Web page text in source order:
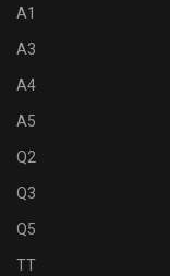
A1
A3
A4
A5
Q2
Q3
Q5
TT